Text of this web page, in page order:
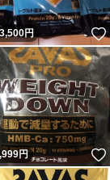
いね！
円
ね！
円